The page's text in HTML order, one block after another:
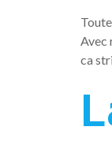
Avec
ca